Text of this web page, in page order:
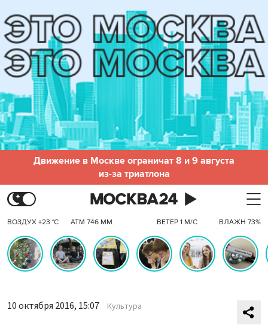
Движение в Москве ограничат 8 и 9 августа
из-за триатлона
ВОЗДУХ +23 °C АТМ 746 ММ ВЕТЕР 1 М/С ВЛАЖН 73%
10 октября 2016, 15:07 Культура